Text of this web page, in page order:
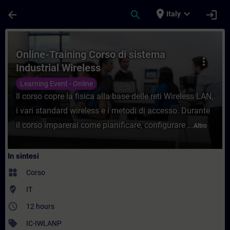
arrow_back search place Italy expand_more login
Corso - Online-Training Corso di
more_vert
Online-Training Corso di sistema
Industrial Wireless
Learning Event - Online
Il corso copre la fisica alla base delle reti Wireless LAN,
i vari standard wireless e i metodi di accesso. Durante
il corso imparerai come pianificare, configurare ...Altro
In sintesi
widgets Corso
where_to_vote IT
access_time 12 hours
sell IC-IWLANP